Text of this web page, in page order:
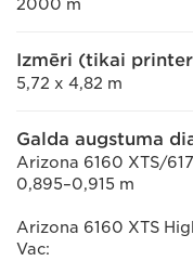
2000 m
Izmēri (tikai
5,72 x 4,82 m
Galda augstuma
Arizona 6160 XTS/
0,895–0,915 m
Arizona 6160 XTS
Vac: